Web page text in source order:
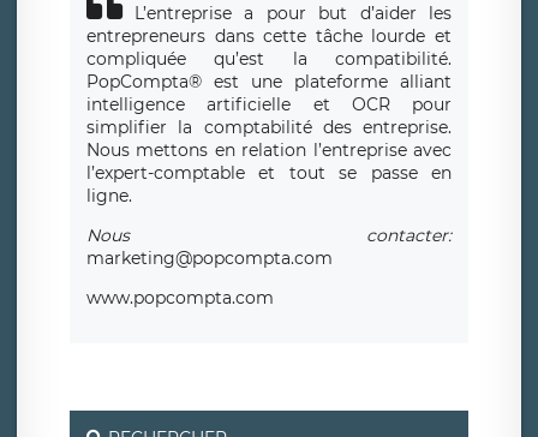
L’entreprise a pour but d’aider les
entrepreneurs dans cette tâche lourde et
compliquée qu’est la compatibilité.
PopCompta® est une plateforme alliant
intelligence artificielle et OCR pour
simplifier la comptabilité des entreprise.
Nous mettons en relation l’entreprise avec
l’expert-comptable et tout se passe en
ligne.
Nous contacter:
marketing@popcompta.com
www.popcompta.com